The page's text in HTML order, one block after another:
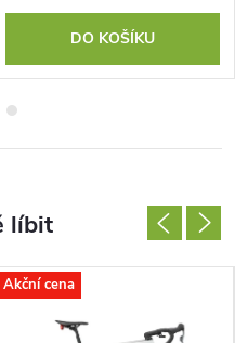
DO KOŠÍKU
Akční cena